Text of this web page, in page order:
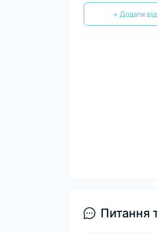
+ Додати
Питання